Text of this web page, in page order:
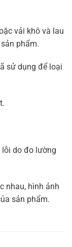
vải khô và lau
phẩm.
sử dụng để loại
lỗi do đo lường
nhau, hình ảnh
sản phẩm.